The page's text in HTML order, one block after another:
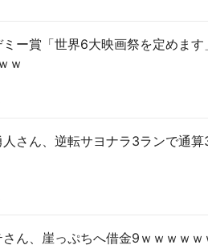
ミー賞「世界6大映画祭を定めま
ｗ
人さん、逆転サヨナラ3ランで通
さん、崖っぷちへ借金9ｗｗｗｗｗ